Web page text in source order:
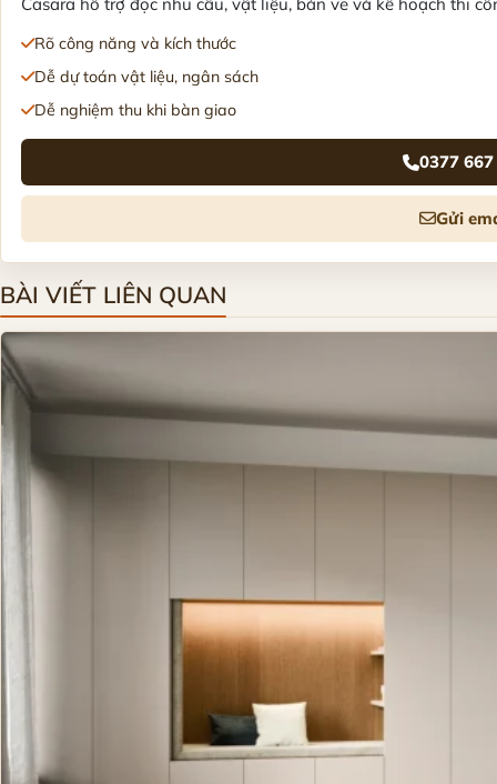
Rõ công năng và kích thước
Dễ dự toán vật liệu, ngân sách
Dễ nghiệm thu khi bàn giao
0377
Gửi
BÀI VIẾT LIÊN QUAN